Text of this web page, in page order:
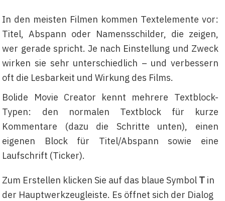
In den meisten Filmen kommen Textelemente vor:
Titel, Abspann oder Namensschilder, die zeigen,
wer gerade spricht. Je nach Einstellung und Zweck
wirken sie sehr unterschiedlich – und verbessern
oft die Lesbarkeit und Wirkung des Films.
Bolide Movie Creator kennt mehrere Textblock-
Typen: den normalen Textblock für kurze
Kommentare (dazu die Schritte unten), einen
eigenen Block für Titel/Abspann sowie eine
Laufschrift (Ticker).
Zum Erstellen klicken Sie auf das blaue Symbol T in
der Hauptwerkzeugleiste. Es öffnet sich der Dialog